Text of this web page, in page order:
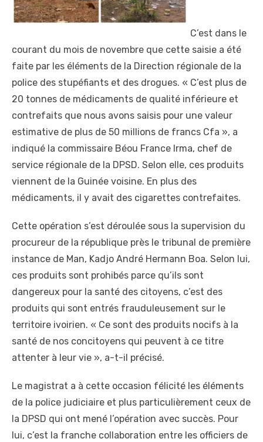
C’est dans le
courant du mois de novembre que cette saisie a été
faite par les éléments de la Direction régionale de la
police des stupéfiants et des drogues. « C’est plus de
20 tonnes de médicaments de qualité inférieure et
contrefaits que nous avons saisis pour une valeur
estimative de plus de 50 millions de francs Cfa », a
indiqué la commissaire Béou France Irma, chef de
service régionale de la DPSD. Selon elle, ces produits
viennent de la Guinée voisine. En plus des
médicaments, il y avait des cigarettes contrefaites.
Cette opération s’est déroulée sous la supervision du
procureur de la république près le tribunal de première
instance de Man, Kadjo André Hermann Boa. Selon lui,
ces produits sont prohibés parce qu’ils sont
dangereux pour la santé des citoyens, c’est des
produits qui sont entrés frauduleusement sur le
territoire ivoirien. « Ce sont des produits nocifs à la
santé de nos concitoyens qui peuvent à ce titre
attenter à leur vie », a-t-il précisé.
Le magistrat a à cette occasion félicité les éléments
de la police judiciaire et plus particulièrement ceux de
la DPSD qui ont mené l’opération avec succès. Pour
lui, c’est la franche collaboration entre les officiers de